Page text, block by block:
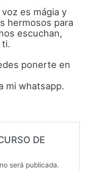
es mágia y
hermosos para
escuchan,
ponerte en
mi whatsapp.
DE
será publicada.